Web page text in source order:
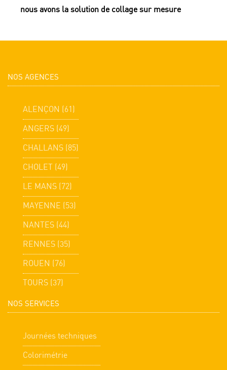
nous avons la solution de collage sur mesure
NOS AGENCES
ALENÇON (61)
ANGERS (49)
CHALLANS (85)
CHOLET (49)
LE MANS (72)
MAYENNE (53)
NANTES (44)
RENNES (35)
ROUEN (76)
TOURS (37)
NOS SERVICES
Journées techniques
Colorimétrie